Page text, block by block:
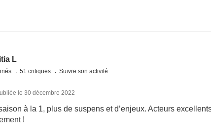
L
51 critiques Suivre son activité
le 30 décembre 2022
à la 1, plus de suspens et d’enjeux. Acteurs
!